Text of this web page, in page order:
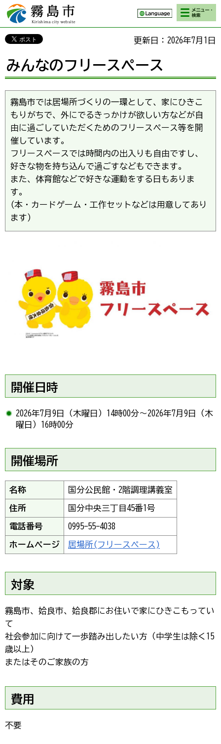
霧島市 Kirishima
city website
検索・メニ
ュー
更新日：2026年7月1日
みんなのフリースペース
霧島市では居場所づくりの一環として、家にひきこ
もりがちで、外にでるきっかけが欲しい方などが自
由に過ごしていただくためのフリースペース等を開
催しています。
フリースペースでは時間内の出入りも自由ですし、
好きな物を持ち込んで過ごすなどもできます。
また、体育館などで好きな運動をする日もありま
す。
(本・カードゲーム・工作セットなどは用意してあり
ます)
開催日時
2026年7月9日（木曜日）14時00分～2026年7月9日（木
曜日）16時00分
開催場所
名称 国分公民館・2階調理講義室
住所 国分中央三丁目45番1号
電話番号 0995-55-4038
ホームページ 居場所(フリースペース)
対象
霧島市、姶良市、姶良郡にお住いで家にひきこもってい
て
社会参加に向けて一歩踏み出したい方（中学生は除く15
歳以上）
またはそのご家族の方
費用
不要